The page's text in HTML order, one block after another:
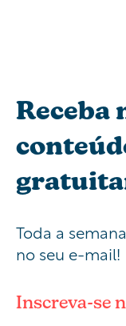
Receba
Toda a
no seu e-mail!
Inscreva-se